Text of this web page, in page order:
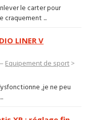
le carter pour
craquement ...
LINER V
Equipement de sport >
,je ne peu